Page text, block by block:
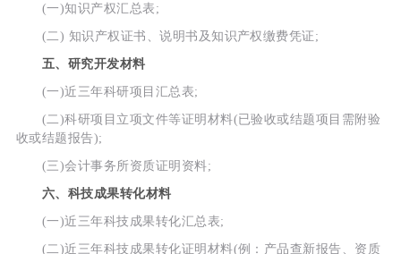
(一)知识产权汇总表;
(二) 知识产权证书、说明书及知识产权缴费凭证;
五、研究开发材料
(一)近三年科研项目汇总表;
(二)科研项目立项文件等证明材料(已验收或结题项目需附验
收或结题报告);
(三)会计事务所资质证明资料;
六、科技成果转化材料
(一)近三年科技成果转化汇总表;
(二)近三年科技成果转化证明材料(例：产品查新报告、资质